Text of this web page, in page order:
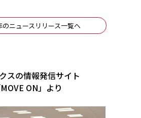
のニュースリリース一覧へ
スの情報発信サイト
MOVE ON」より